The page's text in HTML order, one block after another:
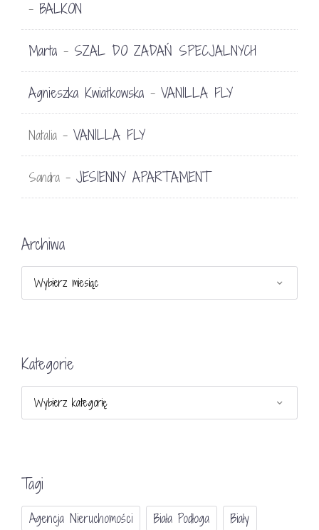
- BALKON
Marta - SZAL DO ZADAŃ SPECJALNYCH
Agnieszka Kwiatkowska - VANILLA FLY
Natalia - VANILLA FLY
Sandra - JESIENNY APARTAMENT
Archiwa
Kategorie
Tagi
Agencja Nieruchomości Biała Podłoga
Biały